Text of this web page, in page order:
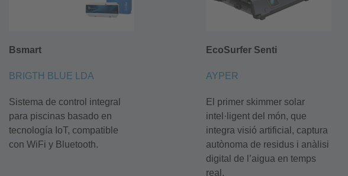
Bsmart
BRIGTH BLUE LDA
Sistema de control integral
para piscinas basado en
tecnología IoT, compatible
con WiFi y Bluetooth.
EcoSurfer Senti
AYPER
El primer skimmersolar
intel·ligentdel món, que
integra visió artificial, captura
autònoma de residusi anàlisi
digital de l’aigua en temps
real.